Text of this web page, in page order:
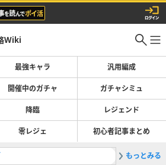
Wiki
最強キャラ 汎用編成
開催中のガチャ ガチャシミュ
降臨 レジェンド
零レジェ 初心者記事まとめ
2ガチャ
もっとみる